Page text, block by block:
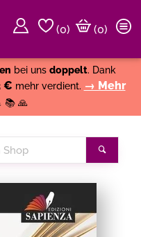
(0)
(0)
bei uns doppelt. Dank
€ mehr verdient. → Mehr
📚 🙏